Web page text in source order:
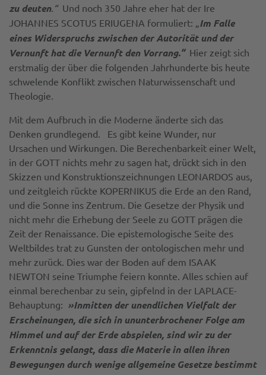
zu deuten.“ Und noch 350 Jahre eher hat der Ire
JOHANNES SCOTUS ERIUGENA formuliert: „ Im Falle
eines Widerspruchs zwischen der Autorität und der
Vernunft hat die Vernunft den Vorrang.“ Hier zeigt sich
erstmalig der über die folgenden Jahrhunderte bis heute
schwelende Konflikt zwischen Naturwissenschaft und
Theologie.
Mit dem Aufbruch in die Moderne änderte sich das
Denken grundlegend. Es gibt keine Wunder, nur
Ursachen und Wirkungen. Die Berechenbarkeit einer Welt,
in der GOTT nichts mehr zu sagen hat, drückt sich in den
Skizzen und Konstruktionszeichnungen LEONARDOS aus,
und zeitgleich rückte KOPERNIKUS die Erde an den Rand,
und die Sonne ins Zentrum. Die Gesetze der Physik und
nicht mehr die Erhebung der Seele zu GOTT prägen die
Zeit der Renaissance. Die epistemologische Seite des
Weltbildes trat zu Gunsten der ontologischen mehr und
mehr zurück. Dies war der Boden auf dem ISAAK
NEWTON seine Triumphe feiern konnte. Alles schien auf
einmal berechenbar zu sein, gipfelnd in der LAPLACE-
Behauptung: »Inmitten der unendlichen Vielfalt der
Erscheinungen, die sich in ununterbro­chener Folge am
Himmel und auf der Erde abspielen, sind wir zu der
Erkenntnis gelangt, dass die Materie in allen ihren
Bewegungen durch wenige allgemeine Gesetze bestimmt